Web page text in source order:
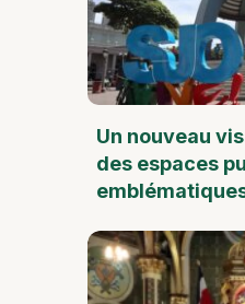
Un nouveau
des espaces